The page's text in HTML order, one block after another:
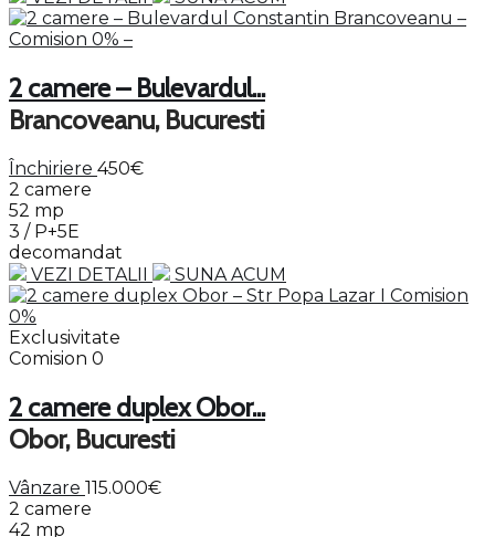
2 camere – Bulevardul...
Brancoveanu, Bucuresti
Închiriere 450€
2 camere
52 mp
3 / P+5E
decomandat
VEZI DETALII
SUNA ACUM
Exclusivitate
Comision 0
2 camere duplex Obor...
Obor, Bucuresti
Vânzare 115.000€
2 camere
42 mp